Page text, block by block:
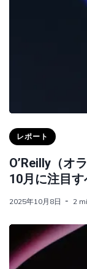
レポート
O’Reilly（オ
10月に注目
2025年10月8日 2